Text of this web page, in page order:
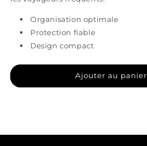
Organisation optimale
Protection fiable
Design compact
Ajouter au panier